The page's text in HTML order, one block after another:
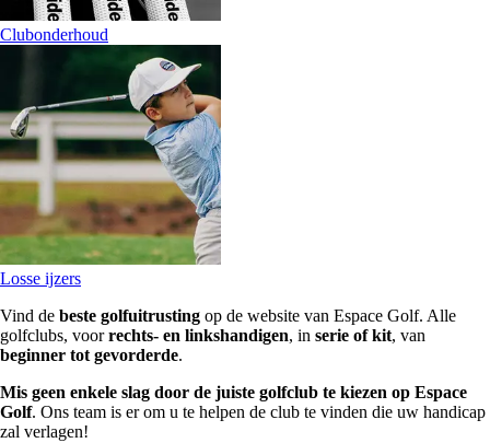
Clubonderhoud
Losse ijzers
Vind de beste golfuitrusting op de website van Espace Golf. Alle
golfclubs, voorrechts- en linkshandigen, in serie of kit, van
beginner tot gevorderde.
Mis geen enkele slag door de juiste golfclub te kiezen op Espace
Golf. Ons team is er om u te helpen de club te vinden die uw handicap
zal verlagen!